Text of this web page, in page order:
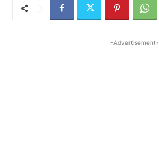
-Advertisement-